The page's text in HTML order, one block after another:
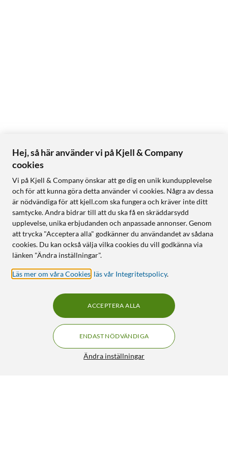
Hej, så här använder vi på Kjell & Company
cookies
Vi på Kjell & Company önskar att ge dig en unik kundupplevelse
och för att kunna göra detta använder vi cookies. Några av dessa
är nödvändiga för att kjell.com ska fungera och kräver inte ditt
samtycke. Andra bidrar till att du ska få en skräddarsydd
upplevelse, unika erbjudanden och anpassade annonser. Genom
att trycka "Acceptera alla" godkänner du användandet av sådana
cookies. Du kan också välja vilka cookies du vill godkänna via
länken "Ändra inställningar".
Läs mer om våra Cookies läs vår Integritetspolicy.
Ändra inställningar
ENDAST NÖDVÄNDIGA
ACCEPTERA ALLA